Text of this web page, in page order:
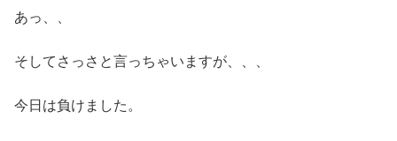
あっ、、
そしてさっさと言っちゃいますが、、、
今日は負けました。